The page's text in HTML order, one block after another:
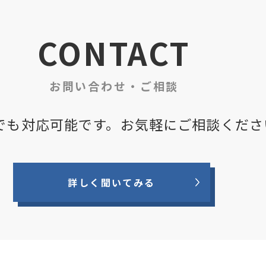
CONTACT
お問い合わせ・ご相談
対応可能です。 お気軽にご相談くだ
詳しく聞いてみる